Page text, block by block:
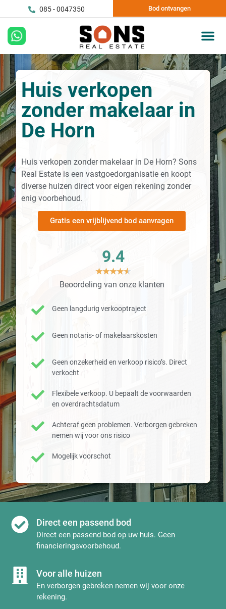
085 - 0047350 Bod ontvangen
Huis verkopen
zonder makelaar in
De Horn
Huis verkopen zonder makelaar in De Horn? Sons
Real Estate is een vastgoedorganisatie en koopt
diverse huizen direct voor eigen rekening zonder
enig voorbehoud.
Gratis een vrijblijvend bod aanvragen
9.4
★★★★★
Beoordeling van onze klanten
Geen langdurig verkooptraject
Geen notaris- of makelaarskosten
Geen onzekerheid en verkoop risico’s. Direct
verkocht
Flexibele verkoop. U bepaalt de voorwaarden
en overdrachtsdatum
Achteraf geen problemen. Verborgen gebreken
nemen wij voor ons risico
Mogelijk voorschot
Direct een passend bod
Direct een passend bod op uw huis. Geen
financieringsvoorbehoud.
Voor alle huizen
En verborgen gebreken nemen wij voor onze
rekening.